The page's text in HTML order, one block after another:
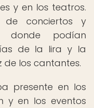
y en los teatros.
de conciertos y
donde podían
de la lira y la
los cantantes.
presente en los
y en los eventos